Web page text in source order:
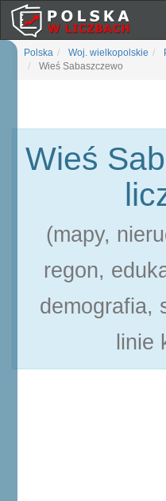
Polska Woj. wielkopolskie
Wieś Sabaszczewo
Wieś
(mapy,
regon,
demografia,
linie